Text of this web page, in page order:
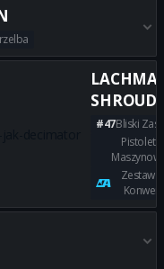
wszystkie najlepsze
SHROUD
#47Bliski
Pistolet
Zestaw
wszystkie najlepsze